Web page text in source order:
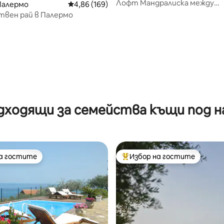
Средна оценка: 4,86 от 5, 169 отзива
4,86 (169)
рай в Палермо
Лофт Мандралиска между
за семейства къщи под
гостите
гостите Най-популярен избор на
Избор на гостите